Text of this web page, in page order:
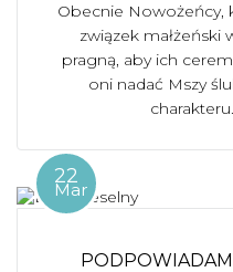
Obecnie Nowożeńcy,
związek małżeński
pragną, aby ich
oni nadać Mszy
22
Mar